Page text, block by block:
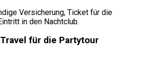
Versicherung, Ticket für die
in den Nachtclub.
für die Partytour